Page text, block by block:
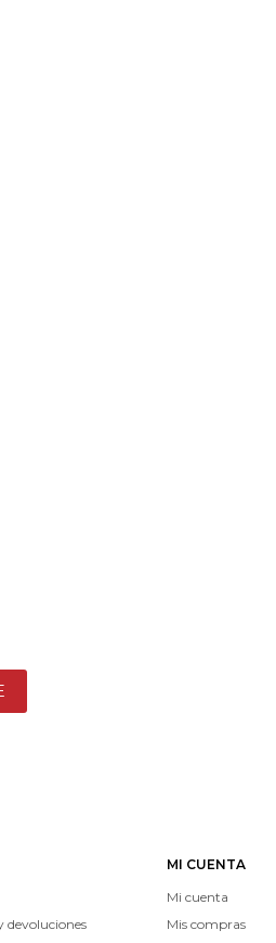
devoluciones
MI CUENTA
Mi cuenta
Mis compras